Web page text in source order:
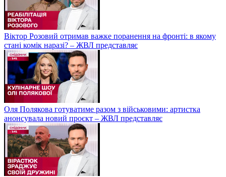
Віктор Розовий отримав важке поранення на фронті: в якому
стані комік наразі? – ЖВЛ представляє
Оля Полякова готуватиме разом з військовими: артистка
анонсувала новий проєкт – ЖВЛ представляє